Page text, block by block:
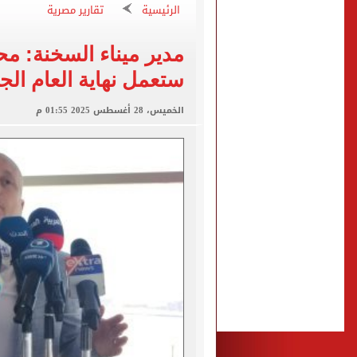
"تنظيم الاتصالات":
الكشف عن قصر محمد صلاح
الاتحاد التركي يمنح
الرئيسية تقارير مصرية
مدير ميناء السخنة:
ستعمل نهاية العام
الخميس، 28 أغسطس 2025 01:55 م